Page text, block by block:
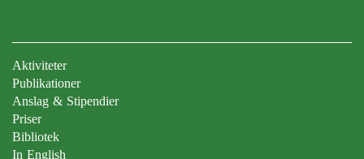
Aktiviteter
Publikationer
Anslag & Stipendier
Priser
Bibliotek
In English